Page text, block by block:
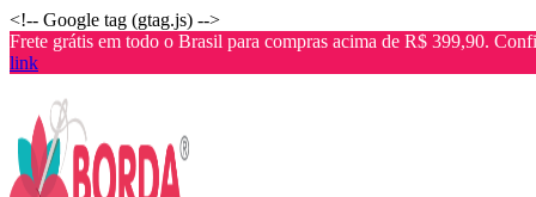
<!-- Google tag (gtag.js) -->
Frete grátis em todo o Brasil para compras acima de R$ 399,90.
link